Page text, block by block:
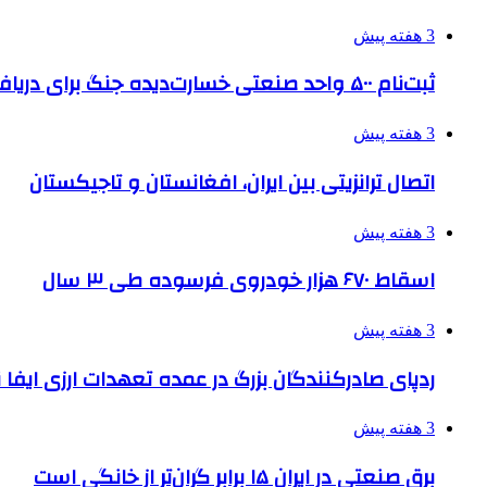
3 هفته پیش
ثبت‌نام ۵۰۰ واحد صنعتی خسارت‌دیده جنگ برای دریافت تسهیلات
3 هفته پیش
اتصال ترانزیتی بین ایران، افغانستان و تاجیکستان
3 هفته پیش
اسقاط ۶۷۰ هزار خودروی فرسوده طی ۳ سال
3 هفته پیش
ردپای صادرکنندگان بزرگ در عمده تعهدات ارزی
3 هفته پیش
برق صنعتی در ایران ۱۵ برابر گران‌تر از خانگی است